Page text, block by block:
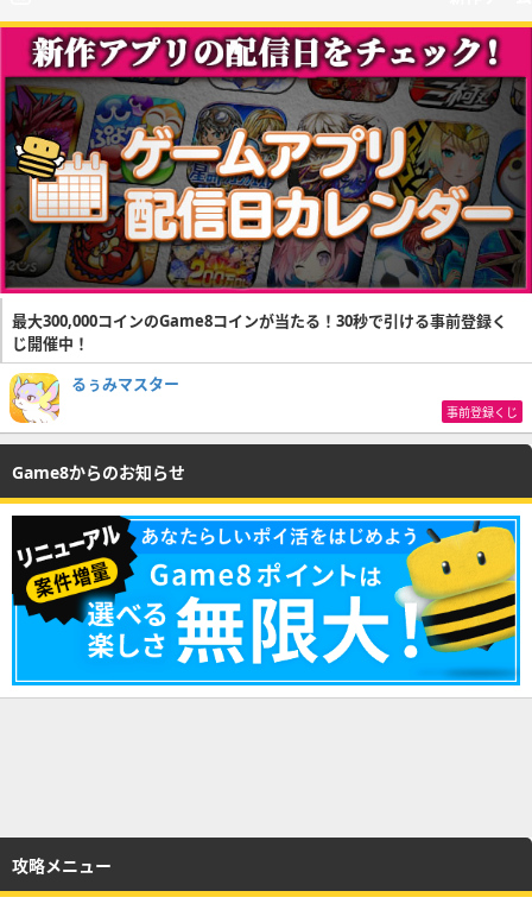
最大300,000コインのGame8コインが当たる！30秒で引ける事前登録く
じ開催中！
るぅみマスター
事前登録くじ
Game8からのお知らせ
攻略メニュー